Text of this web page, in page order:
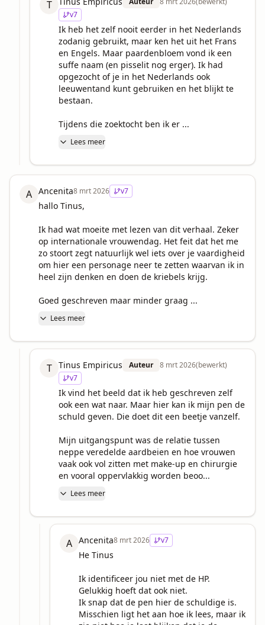
T
v7
Ik heb het zelf nooit eerder in het Nederlands
zodanig gebruikt, maar ken het uit het Frans
en Engels. Maar paardenbloem vond ik een
suffe naam (en pisselit nog erger). Ik had
opgezocht of je in het Nederlands ook
leeuwentand kunt gebruiken en het blijkt te
bestaan.
Tijdens die zoektocht ben ik er ...
Lees meer
A Ancenita8 mrt 2026 v7
hallo Tinus,
Ik had wat moeite met lezen van dit verhaal. Zeker
op internationale vrouwendag. Het feit dat het me
zo stoort zegt natuurlijk wel iets over je vaardigheid
om hier een personage neer te zetten waarvan ik in
heel zijn denken en doen de kriebels krijg.
Goed geschreven maar minder graag ...
Lees meer
T Tinus Empiricus Auteur 8 mrt 2026(bewerkt)
v7
Ik vind het beeld dat ik heb geschreven zelf
ook een wat naar. Maar hier kan ik mijn pen de
schuld geven. Die doet dit een beetje vanzelf.
Mijn uitgangspunt was de relatie tussen
neppe veredelde aardbeien en hoe vrouwen
vaak ook vol zitten met make-up en chirurgie
en vooral oppervlakkig worden beoo...
Lees meer
A Ancenita8 mrt 2026 v7
He Tinus
Ik identificeer jou niet met de HP.
Gelukkig hoeft dat ook niet.
Ik snap dat de pen hier de schuldige is.
Misschien ligt het aan hoe ik lees, maar ik